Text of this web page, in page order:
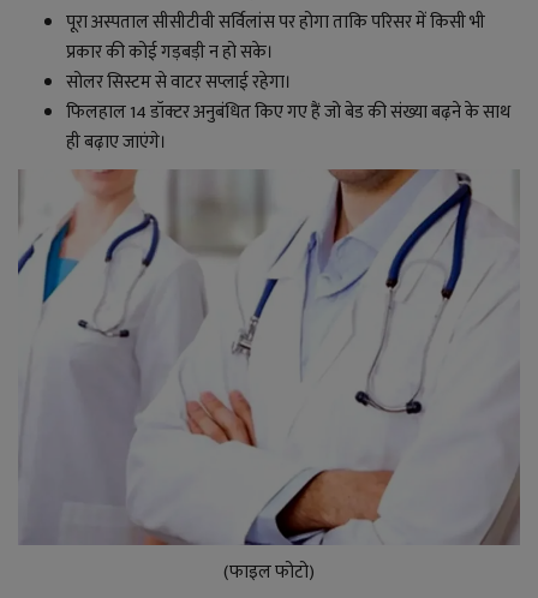
पूरा अस्पताल सीसीटीवी सर्विलांस पर होगा ताकि परिसर में किसी भी
प्रकार की कोई गड़बड़ी न हो सके।
सोलर सिस्टम से वाटर सप्लाई रहेगा।
फिलहाल 14 डॉक्टर अनुबंधित किए गए हैं जो बेड की संख्या बढ़ने के साथ
ही बढ़ाए जाएंगे।
(फाइल फोटो)